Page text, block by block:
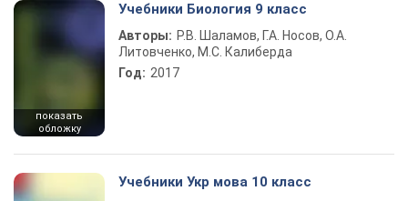
показать
обложку
Учебники Биология 9 класс
Авторы: Р.В. Шаламов, Г.А. Носов, О.А.
Литовченко, М.С. Калиберда
Год: 2017
Учебники Укр мова 10 класс